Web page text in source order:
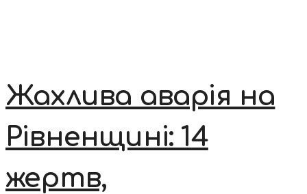
Жахлива аварія на
Рівненщині: 14
жертв,